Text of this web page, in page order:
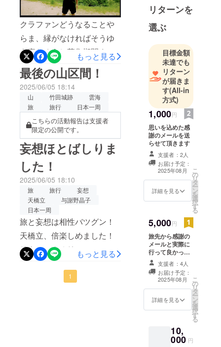
ました堂々とおすすめ出来
ます！その際にはちゃんと
パワーを受け取るやり方
やってね！これやらんと意
味ないんでもったいない
クラファンどうなることや
らま、縁がなければそうゆ
う事だろうし募集期間まで
は発信し続けよう！後
は……わからん未来を考え
ても意味ない！
もっと見る
最後の山区間！
2025/06/05 18:14
山 竹田城跡
雲海
旅
旅行 日本一周
こちらの活動報告は支援者
限定の公開です。
妄想ほとばしりま
した！
2025/06/05 18:10
旅 旅行
妄想
天橋立
与謝野晶子
日本一周
旅と妄想は相性バツグン！
天橋立、倍楽しめました！
リターンクオリティーでは
ないけど、勝手な妄想をお
楽しみください！
もっと見る
1
日本も知ら
ないのに世
界を回って
どうするん
だって思っ
て、今、自
転車で日本
を回る旅を
していま
す！
そこでの感
動、興奮、
妄想を世界
にYouTube
で発信して
人も一緒に
を感じて欲
しいと思っ
ています！
リターンを
選ぶ
目標金額
未達でも
リターン
が届きま
す(All-in
方式)
1,000円
思いを込めた感
謝のメールを送
らせて頂きます
支援者：2人
お届け予定：
2025年08月
詳細を見る
こ
の
リ
タ
ー
ン
を
選
択
す
る
5,000円
旅先から感謝の
メールと実際に
行って良かった
と思った場所の
ポストカード画
像を1枚メールで
お送りします
支援者：4人
お届け予定：
2025年08月
詳細を見る
こ
の
リ
タ
ー
ン
を
選
択
す
る
10,
000 円